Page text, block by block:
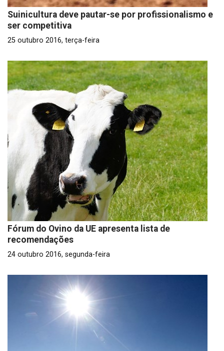
Suinicultura deve pautar-se por profissionalismo e
ser competitiva
25 outubro 2016, terça-feira
Fórum do Ovino da UE apresenta lista de
recomendações
24 outubro 2016, segunda-feira